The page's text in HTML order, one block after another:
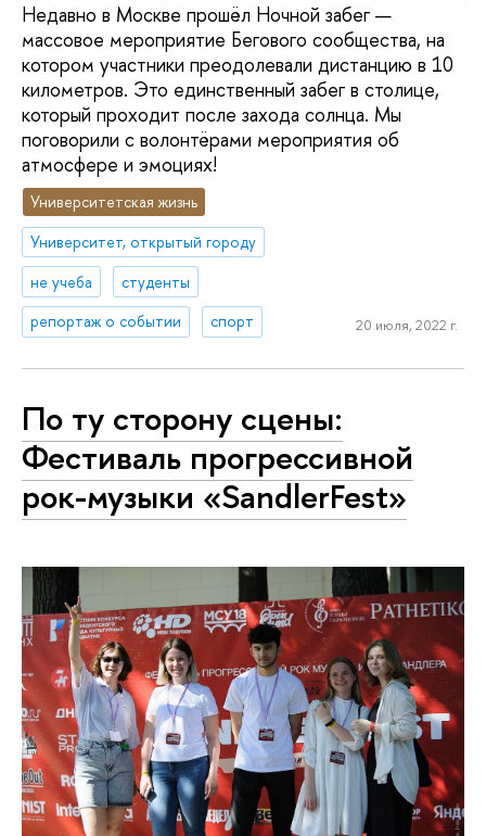
Недавно в Москве прошёл Ночной забег —
массовое мероприятие Бегового сообщества, на
котором участники преодолевали дистанцию в 10
километров. Это единственный забег в столице,
который проходит после захода солнца. Мы
поговорили с волонтёрами мероприятия об
атмосфере и эмоциях!
Университетская жизнь
Университет, открытый городу
не учеба
студенты
репортаж о событии
спорт 20 июля, 2022 г.
По ту сторону сцены:
Фестиваль прогрессивной
рок-музыки «SandlerFest»